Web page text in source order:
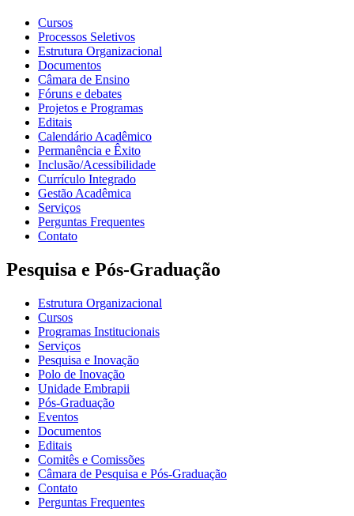
Cursos
Processos Seletivos
Estrutura Organizacional
Documentos
Câmara de Ensino
Fóruns e debates
Projetos e Programas
Editais
Calendário Acadêmico
Permanência e Êxito
Inclusão/Acessibilidade
Currículo Integrado
Gestão Acadêmica
Serviços
Perguntas Frequentes
Contato
Pesquisa e Pós-Graduação
Estrutura Organizacional
Cursos
Programas Institucionais
Serviços
Pesquisa e Inovação
Polo de Inovação
Unidade Embrapii
Pós-Graduação
Eventos
Documentos
Editais
Comitês e Comissões
Câmara de Pesquisa e Pós-Graduação
Contato
Perguntas Frequentes